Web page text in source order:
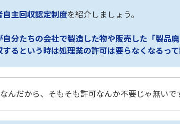
自主回収認定制度を紹介しましょう。
自分たちの会社で製造した物や販売した「製品
るという時は処理業の許可は要らなくなるっ
んだから、そもそも許可なんか不要じゃ無いで